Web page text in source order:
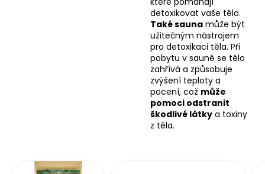
detoxikovat vaše tělo.
Také sauna může být
užitečným nástrojem
pro detoxikaci těla. Při
pobytu v sauně se tělo
zahřívá a způsobuje
zvýšení teploty a
pocení, což může
pomoci odstranit
škodlivé látky a toxiny
z těla.